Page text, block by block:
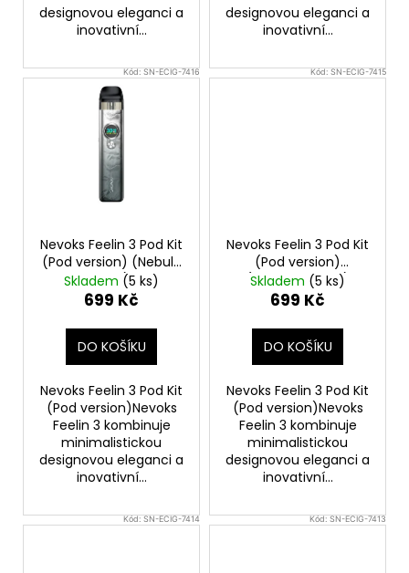
designovou eleganci a
inovativní...
designovou eleganci a
inovativní...
Kód:SN-ECIG-7416
Nevoks Feelin 3 Pod Kit
(Pod version) (Nebula
Grey)
Skladem (5 ks)
699 Kč
DO KOŠÍKU
Nevoks Feelin 3 Pod Kit
(Pod version)Nevoks
Feelin 3 kombinuje
minimalistickou
designovou eleganci a
inovativní...
Kód:SN-ECIG-7415
Nevoks Feelin 3 Pod Kit
(Pod version)
(Midnight Black)
Skladem (5 ks)
699 Kč
DO KOŠÍKU
Nevoks Feelin 3 Pod Kit
(Pod version)Nevoks
Feelin 3 kombinuje
minimalistickou
designovou eleganci a
inovativní...
Kód:SN-ECIG-7414 Kód:SN-ECIG-7413